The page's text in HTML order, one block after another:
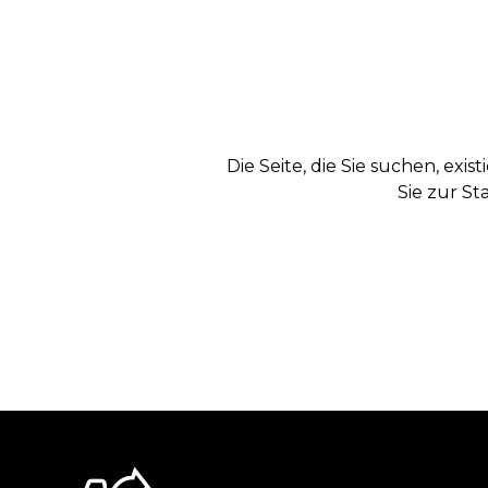
Die Seite, die Sie suchen,
Sie zur